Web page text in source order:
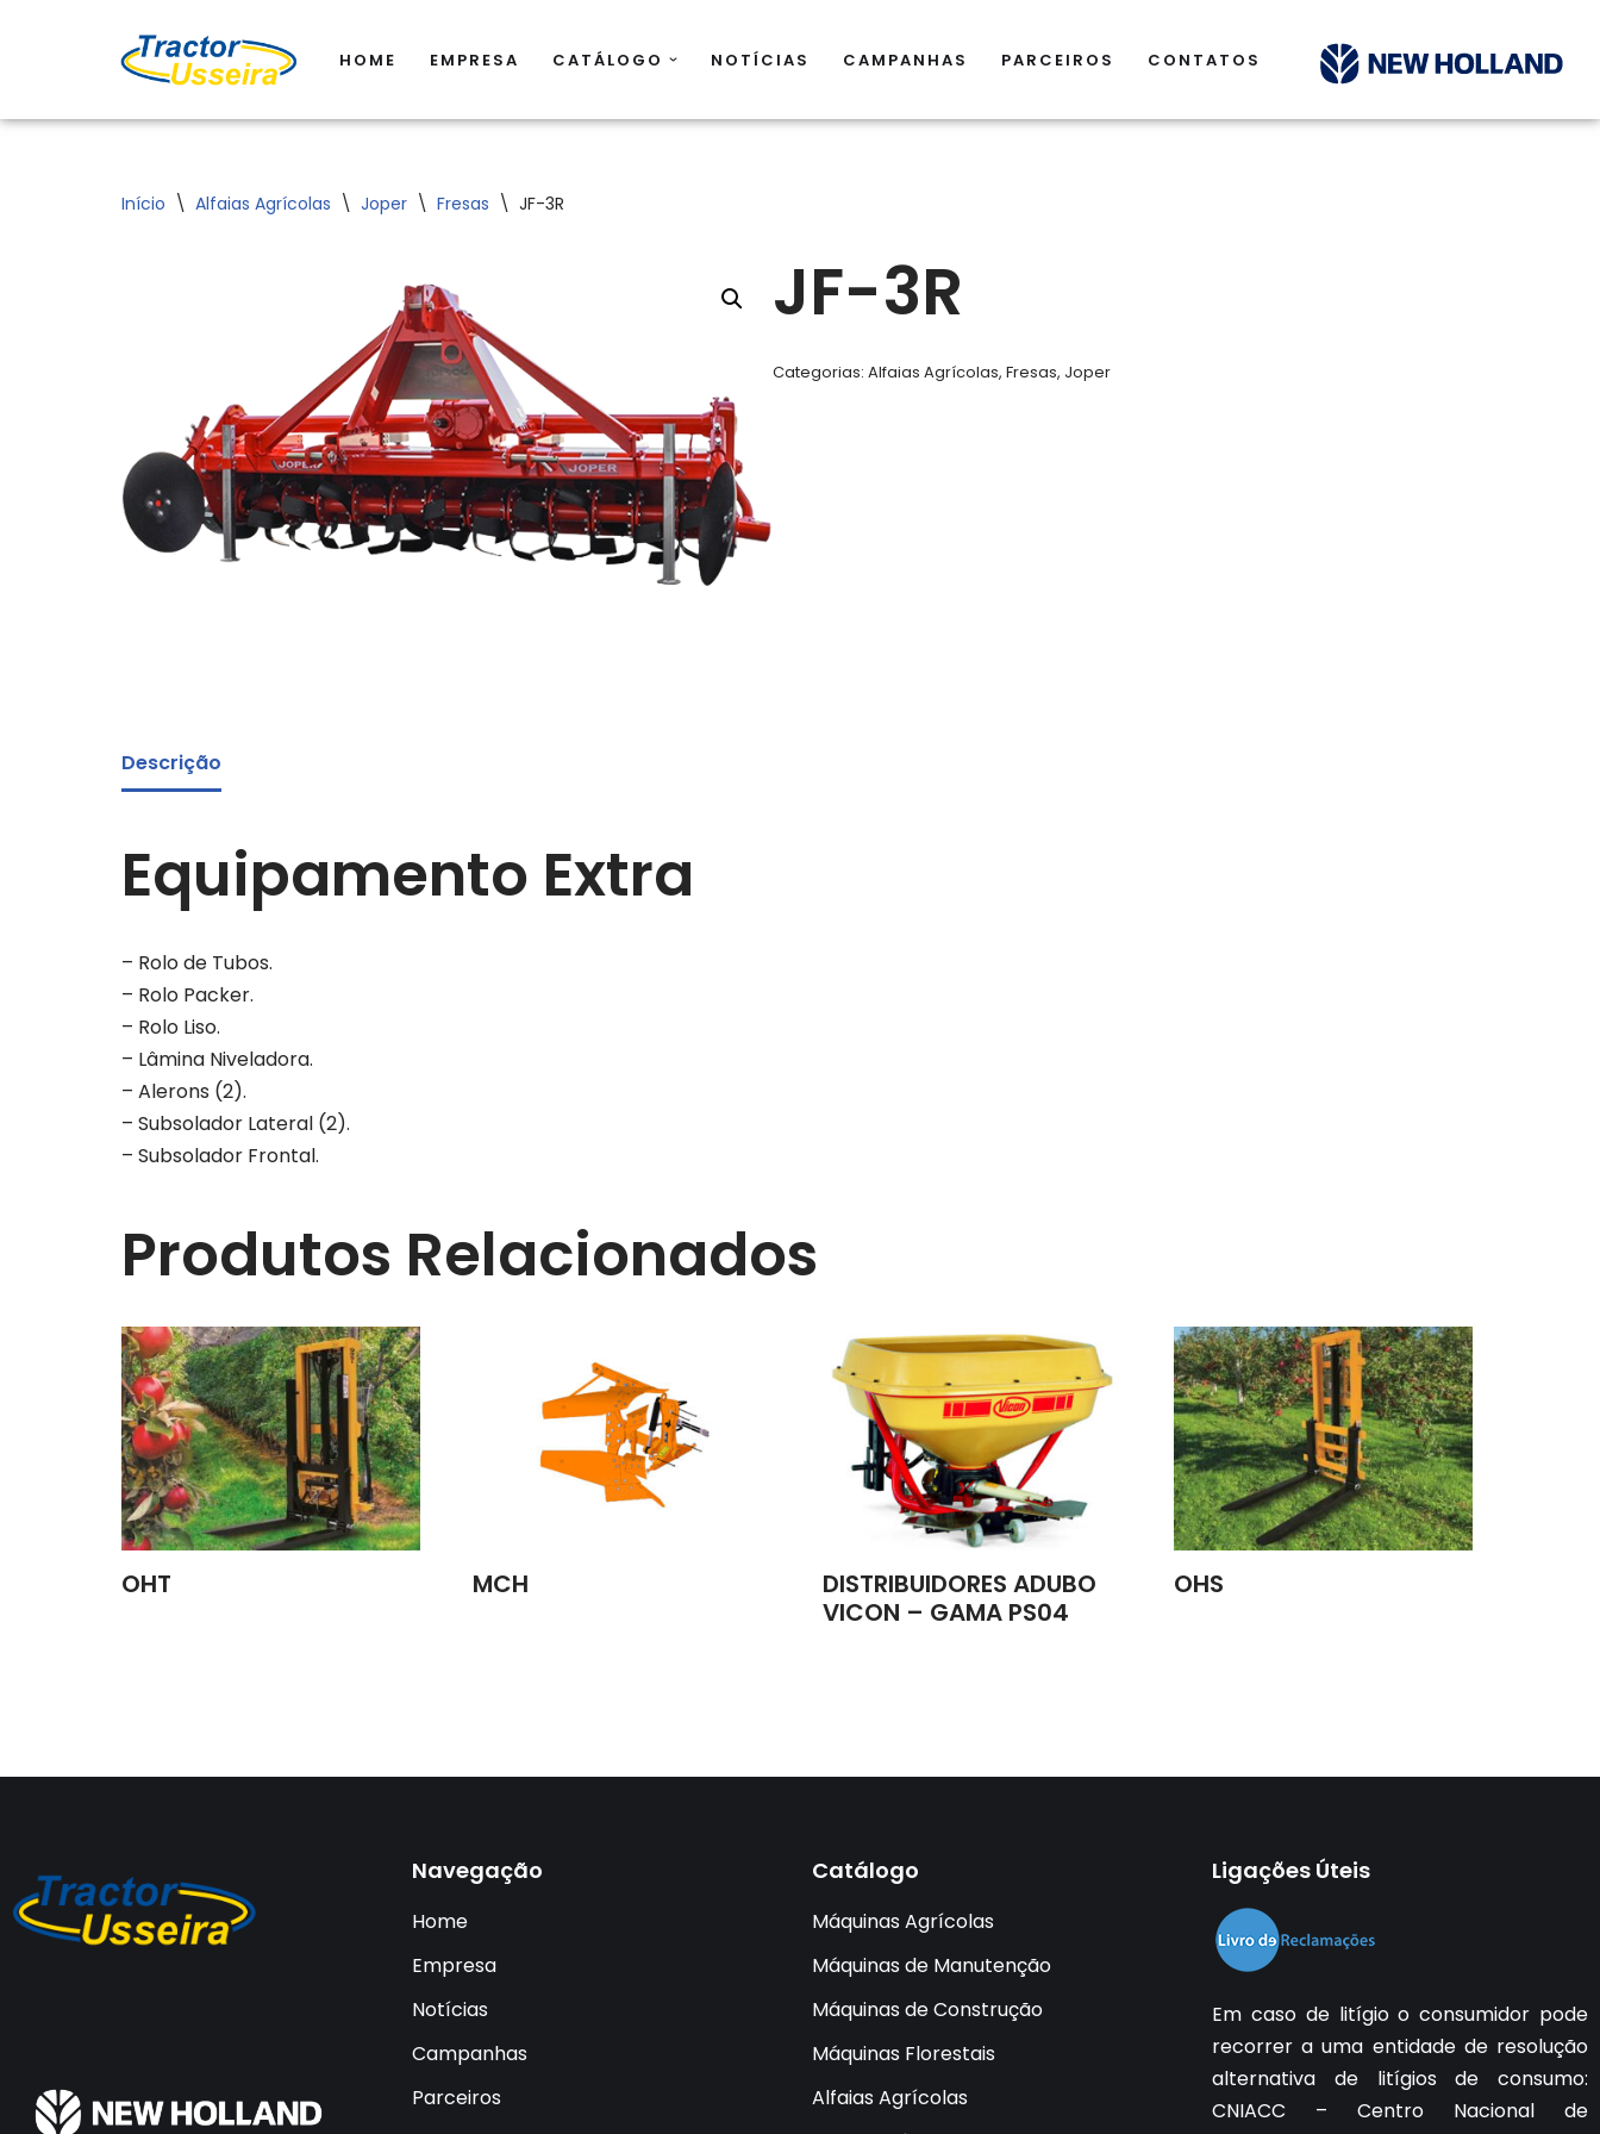
o
HOME EMPRESA CATÁLOGO NOTÍCIAS CAMPANHAS PARCEIROS CONTATOS
Início \ Alfaias Agrícolas \ Joper \ Fresas \ JF-3R
JF-3R
Categorias:Alfaias Agrícolas,Fresas, Joper
Descrição
Equipamento Extra
– Rolo de Tubos.
– Rolo Packer.
– Rolo Liso.
– Lâmina Niveladora.
– Alerons (2).
– Subsolador Lateral (2).
– Subsolador Frontal.
Produtos Relacionados
OHT MCH
DISTRIBUIDORES ADUBO
VICON – GAMA PS04
OHS
Navegação
Home
Empresa
Notícias
Campanhas
Parceiros
Catálogo
Máquinas Agrícolas
Máquinas de Manutenção
Máquinas de Construção
Máquinas Florestais
Alfaias Agrícolas
Ligações Úteis
Em caso de litígio o consumidor pode
recorrer a uma entidade de resolução
alternativa de litígios de consumo:
CNIACC – Centro Nacional de